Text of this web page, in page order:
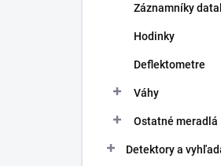
Záznamníky
Hodinky
Deflektometre
Váhy
Ostatné meradlá
Detektory a